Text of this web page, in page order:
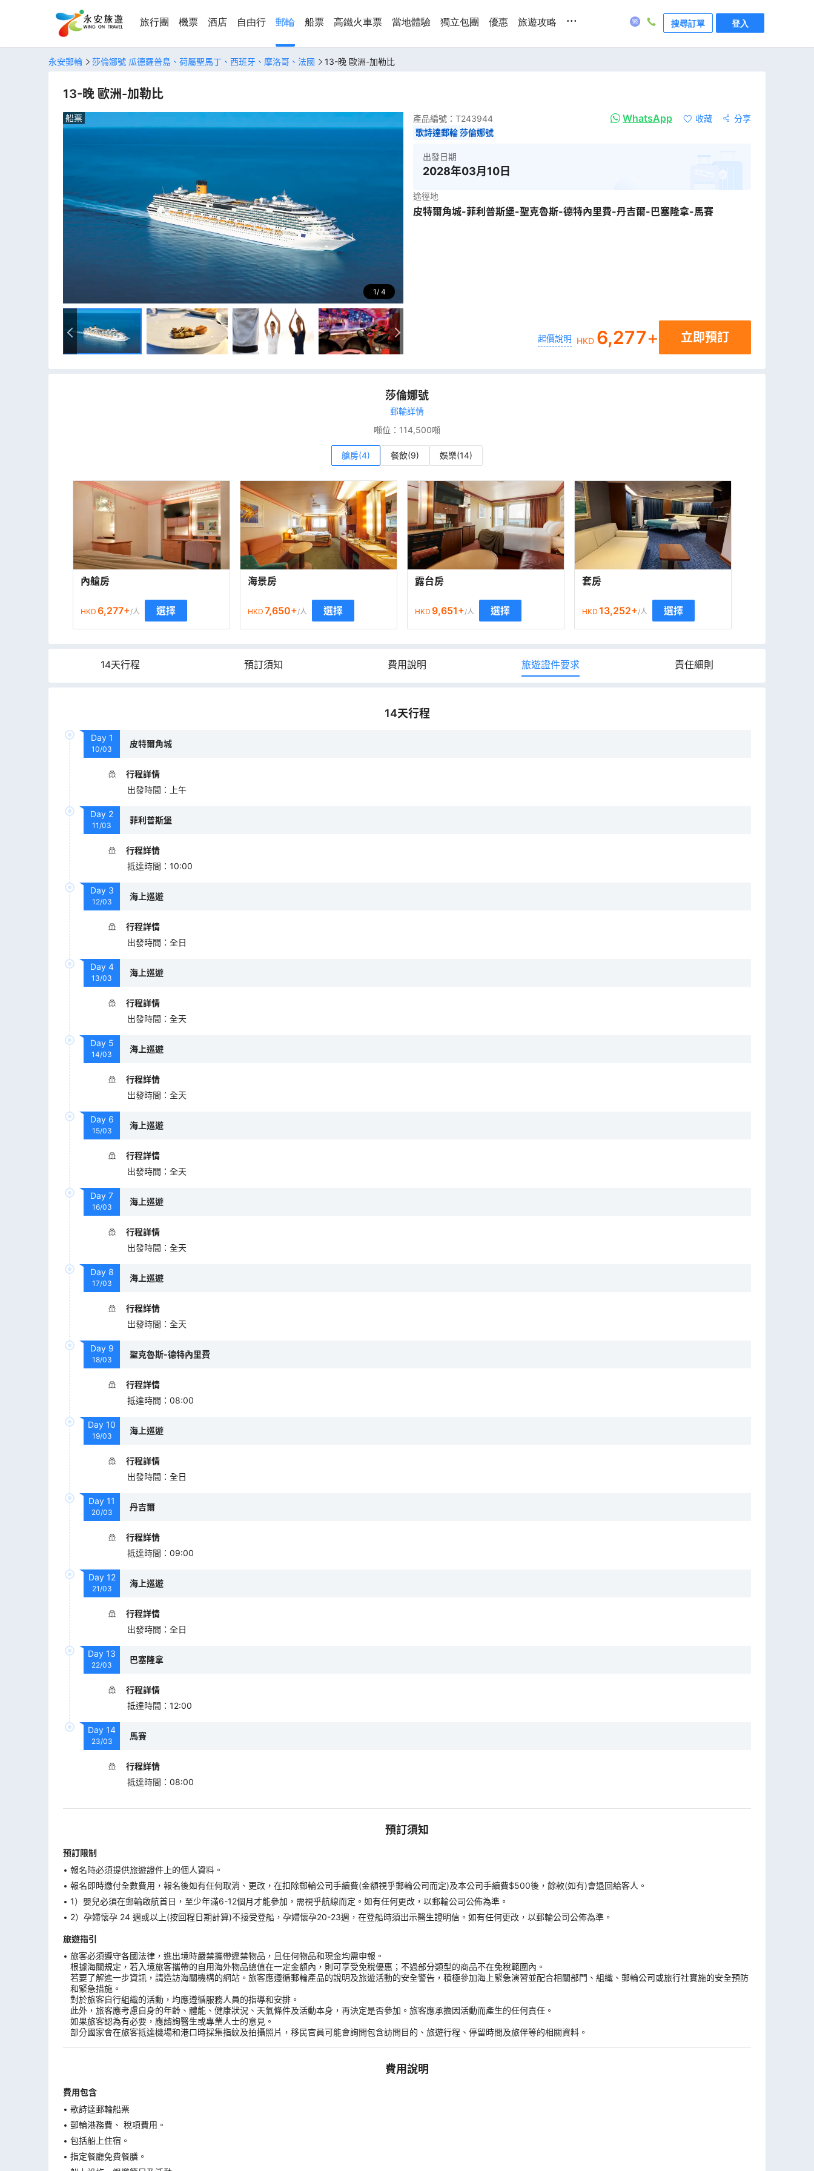
旅行團 機票 酒店 自由行 郵輪 船票 高鐵火車票 當地體驗 獨立包團 優惠 旅遊攻略 ... 搜尋訂單 登入
永安郵輪 莎倫娜號 瓜德羅普島、荷屬聖馬丁、西班牙、摩洛哥、法國 13-晚 歐洲-加勒比
13-晚 歐洲-加勒比
1 4
船票 產品編號： T243944 WhatsApp 收藏
分享
歌詩達郵輪 莎倫娜號
出發日期
2028年03月10日
途徑地
皮特爾角城-菲利普斯堡-聖克魯斯-德特內里費-丹吉爾-巴塞隆拿-馬賽
起價說明 HKD 6,277+ 立即預訂
莎倫娜號
郵輪詳情
噸位： 114,500噸
艙房(4) 餐飲(9) 娛樂(14)
內艙房
HKD 6,277+/人 選擇
海景房
HKD 7,650+/人 選擇
露台房
HKD 9,651+/人 選擇
套房
HKD 13,252+/人 選擇
14天行程 預訂須知 費用說明 旅遊證件要求 責任細則
14天行程
Day 1
10/03
皮特爾角城
行程詳情
出發時間 ： 上午
Day 2
11/03
菲利普斯堡
行程詳情
抵達時間 ： 10:00
Day 3
12/03
海上巡遊
行程詳情
出發時間 ： 全日
Day 4
13/03
海上巡遊
行程詳情
出發時間 ： 全天
Day 5
14/03
海上巡遊
行程詳情
出發時間 ： 全天
Day 6
15/03
海上巡遊
行程詳情
出發時間 ： 全天
Day 7
16/03
海上巡遊
行程詳情
出發時間 ： 全天
Day 8
17/03
海上巡遊
行程詳情
出發時間 ： 全天
Day 9
18/03
聖克魯斯-德特內里費
行程詳情
抵達時間 ： 08:00
Day 10
19/03
海上巡遊
行程詳情
出發時間 ： 全日
Day 11
20/03
丹吉爾
行程詳情
抵達時間 ： 09:00
Day 12
21/03
海上巡遊
行程詳情
出發時間 ： 全日
Day 13
22/03
巴塞隆拿
行程詳情
抵達時間 ： 12:00
Day 14
23/03
馬賽
行程詳情
抵達時間 ： 08:00
預訂須知
預訂限制
報名時必須提供旅遊證件上的個人資料。
報名即時繳付全數費用，報名後如有任何取消、更改，在扣除郵輪公司手續費(金額視乎郵輪公司而定)及本公司手續費$500後，餘款(如有)會退回給客人。
1）嬰兒必須在郵輪啟航首日，至少年滿6-12個月才能參加，需視乎航線而定。如有任何更改，以郵輪公司公佈為準。
2）孕婦懷孕 24 週或以上(按回程日期計算)不接受登船，孕婦懷孕20-23週，在登船時須出示醫生證明信。如有任何更改，以郵輪公司公佈為準。
旅遊指引
旅客必須遵守各國法律，進出境時嚴禁攜帶違禁物品，且任何物品和現金均需申報。
根據海關規定，若入境旅客攜帶的自用海外物品總值在一定金額內，則可享受免稅優惠；不過部分類型的商品不在免稅範圍內。
若要了解進一步資訊，請造訪海關機構的網站。旅客應遵循郵輪產品的說明及旅遊活動的安全警告，積極參加海上緊急演習並配合相關部門、組織、郵輪公司或旅行社實施的安全預防
和緊急措施。
對於旅客自行組織的活動，均應遵循服務人員的指導和安排。
此外，旅客應考慮自身的年齡、體能、健康狀況、天氣條件及活動本身，再決定是否參加。旅客應承擔因活動而產生的任何責任。
如果旅客認為有必要，應諮詢醫生或專業人士的意見。
部分國家會在旅客抵達機場和港口時採集指紋及拍攝照片，移民官員可能會詢問包含訪問目的、旅遊行程、停留時間及旅伴等的相關資料。
費用說明
費用包含
歌詩達郵輪船票
郵輪港務費、 稅項費用。
包括船上住宿。
指定餐廳免費餐膳。